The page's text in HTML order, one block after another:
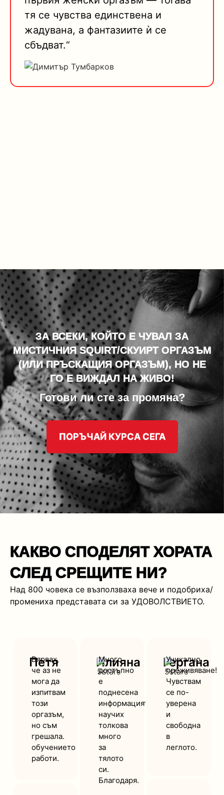
тя се чувства единствена и
жадувана, а фантазиите ѝ се
сбъдват.“
ЗА ВСЕКИ, КОЙТО Е ЧУВАЛ ЗА
МИСТИЧНИЯ SQUIRT/СКУИРТ ОРГАЗЪМ
(ИЛИ ПРЪСКАЩИЯ ОРГАЗЪМ), НО НЕ
ГО Е ВИЖДАЛ НА ЖИВО!
Готови ли сте за промяна?
ПОРЪЧАЙ КУРСА СЕГА
КАКВО СПОДЕЛЯТ ХОРАТА
СЛЕД СРЕЩИТЕ НИ?
Над 800 човека се възползваха вече и подобриха/
промениха представата си за УДОВОЛСТВИЕТО.
Петя
Вярвах,
че аз не
мога да
изпитвам
този
оргазъм,
но съм
грешала.
обучението
работи.
Илияна
Много
достъпно
е
поднесена
информацията,
научих
толкова
много
за
тялото
си.
Благодаря.
Гергана
Уникално
преживяване!
Чувствам
се по-
уверена
и
свободна
в
леглото.